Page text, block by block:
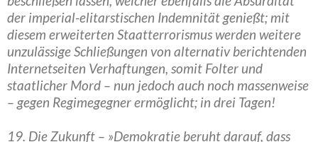
der imperial-elitarstischen Indemnität genießt; mit
diesem erweiterten Staatterrorismus werden weitere
unzulässige Schließungen von alternativ berichtenden
Internetseiten Verhaftungen, somit Folter und
staatlicher Mord – nun jedoch auch noch massenweise
– gegen Regimegegner ermöglicht; in drei Tagen!
19. Die Zukunft – »Demokratie beruht darauf, dass